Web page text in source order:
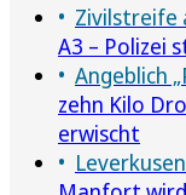
Zivilstreife
A3 – Polizei
Angeblich
zehn Kilo
erwischt